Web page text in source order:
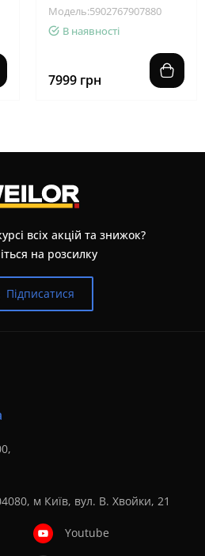
Модель:5902767907880
В наявності
7999 грн
всіх акцій та знижок?
на розсилку
Підписатися
м Київ, вул. В. Хвойки, 21
Youtube